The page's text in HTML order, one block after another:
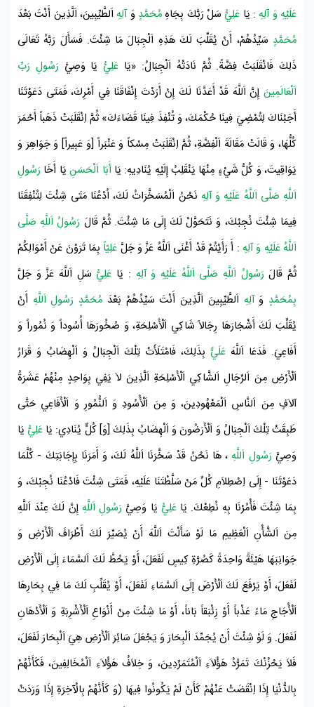
عَلَيْهِ وَ آلِهِ: يَا عَلِيُّ سَلْ رَبَّكَ بِجَاهِمُحَمَّدٍ وَآلِهِاَلطَّيِّبِينَ، اَلَّذِينَ أَنْتَ بَعْدَ
مُحَمَّدٍ سَيِّدُهُمْ، أَنْ يُقَلِّبَ لَكَ هَذِهِ اَلْجِبَالَ مَا شِئْتَ. فَسَأَلَ رَبَّهُ تَعَالَى
ذَلِكَ فَانْقَلَبَتْ فِضَّةً. ثُمَّ نَادَتْهُ اَلْجِبَالُ: «يَا عَلِيُّ يَا وَصِيَّ رَسُولِ رَبِّ
اَلْعَالَمِينَ إِنَّ اَللَّهَ قَدْ أَعَدَّنَا لَكَ إِنْ أَرَدْتَ إِنْفَاقَنَا فِي أَمْرِكَ، فَمَتَى دَعَوْتَنَا
أَجَبْنَاكَ لِتُمْضِيَ فِينَا حُكْمَكَ، وَ تُنْفِذَ فِينَا قَضَاءَكَ» ثُمَّ اِنْقَلَبَتْ ذَهَباً أَحْمَرَ
كُلُّهَا، وَ قَالَتْ مَقَالَةَ اَلْفِضَّةِ، ثُمَّ اِنْقَلَبَتْ مِسْكاً وَ عَنْبَراً [وَ عَبِيراً] وَ جَوَاهِرَ وَ
يَوَاقِيتَ، وَ كُلُّ شَيْءٍ مِنْهَا يَنْقَلِبُ إِلَيْهِ يُنَادِيهِ: يَاأَبَا اَلْحَسَنِيَا أَخَا رَسُولِ
اَللَّهِ صَلَّى اَللَّهُ عَلَيْهِ وَ آلِهِ نَحْنُ اَلْمُسَخَّرَاتُ لَكَ، اُدْعُنَا مَتَى شِئْتَ لِتُنْفِقَنَا
فِيمَا شِئْتَ نُجِبْكَ، وَ نَتَحَوَّلْ لَكَ إِلَى مَا شِئْتَ. ثُمَّ قَالَ رَسُولُ اَللَّهِ صَلَّى
اَللَّهُ عَلَيْهِ وَ آلِهِ : أَ رَأَيْتُمْ قَدْ أَغْنَى اَللَّهُ عَزَّ وَ جَلَّ عَلِيّاً بِمَا تَرَوْنَ عَنْ أَمْوَالِكُمْ
ثُمَّ قَالَرَسُولُ اَللَّهِ صَلَّى اَللَّهُ عَلَيْهِ وَ آلِهِ : يَا عَلِيُّ سَلِ اَللَّهَ عَزَّ وَ جَلَّ
بِمُحَمَّدٍ وَآلِهِ اَلطَّيِّبِينَ اَلَّذِينَ أَنْتَ سَيِّدُهُمْ بَعْدَ مُحَمَّدٍ رَسُولِ اَللَّهِ أَنْ
يُقَلِّبَ لَكَ أَشْجَارَهَا رِجَالاً شَاكِي اَلْأَسْلِحَةِ، وَ صُخُورَهَا أُسُوداً وَ نُمُوراً وَ
أَفَاعِيَ. فَدَعَا اَللَّهَ عَلَيٌّ بِذَلِكَ، فَامْتَلَأَتْ تِلْكَ اَلْجِبَالُ وَ اَلْهِضَابُ وَ قَرَارُ
اَلْأَرْضِ مِنَ اَلرِّجَالِ اَلشَّاكِي اَلْأَسْلِحَةِ اَلَّذِينَ لاَ يَفِي بِوَاحِدٍ مِنْهُمْ عَشَرَةُ
آلاَفٍ مِنَ اَلنَّاسِ اَلْمَعْهُودِينَ، وَ مِنَ اَلْأُسُودِ وَ اَلنُّمُورِ وَ اَلْأَفَاعِي حَتَّى
طَبِقَتْ تِلْكَ اَلْجِبَالُ وَ اَلْأَرَضُونَ وَ اَلْهِضَابُ بِذَلِكَ [وَ] كُلٌّ يُنَادِي: يَا عَلِيُّ يَا
وَصِيَّ رَسُولِ اَللَّهِ، هَا نَحْنُ قَدْ سَخَّرَنَا اَللَّهُ لَكَ، وَ أَمَرَنَا بِإِجَابَتِكَ - كُلَّمَا
دَعَوْتَنَا - إِلَى اِصْطِلاَمِ كُلِّ مَنْ سَلَّطْتَنَا عَلَيْهِ، فَمَتَى شِئْتَ فَادْعُنَا نُجِبْكَ، وَ
بِمَا شِئْتَ فَأْمُرْنَا بِهِ نُطِعْكَ. يَاعَلِيُّ يَا وَصِيَّ رَسُولِ اَللَّهِ إِنَّ لَكَ عِنْدَ اَللَّهِ
مِنَ اَلشَّأْنِ اَلْعَظِيمِ مَا لَوْ سَأَلْتَ اَللَّهَ أَنْ يُصَيِّرَ لَكَ أَطْرَافَ اَلْأَرْضِ وَ
جَوَانِبَهَا هَيْئَةً وَاحِدَةً كَصُرَّةِ كِيسٍ لَفَعَلَ، أَوْ يَحُطَّ لَكَ اَلسَّمَاءَ إِلَى اَلْأَرْضِ
لَفَعَلَ، أَوْ يَرْفَعَ لَكَ اَلْأَرْضَ إِلَى اَلسَّمَاءِ لَفَعَلَ، أَوْ يُقَلِّبِ لَكَ مَا فِي بِحَارِهَا
اَلْأُجَاجِ مَاءً عَذْباً أَوْ زِئْبَقاً بَاناً، أَوْ مَا شِئْتَ مِنْ أَنْوَاعِ اَلْأَشْرِبَةِ وَ اَلْأَدْهَانِ
لَفَعَلَ. وَ لَوْ شِئْتَ أَنْ يُجَمِّدَ اَلْبِحَارَ وَ يَجْعَلَ سَائِرَ اَلْأَرْضِ هِيَ اَلْبِحَارَ لَفَعَلَ،
فَلاَ يَحْزُنْكَ تَمَرُّدُ هَؤُلاَءِ اَلْمُتَمَرِّدِينَ، وَ خِلاَفُ هَؤُلاَءِ اَلْمُخَالِفِينَ، فَكَأَنَّهُمْ
بِالدُّنْيَا إِذَا اِنْقَضَتْ عَنْهُمْ كَأَنْ لَمْ يَكُونُوا فِيهَا (وَ كَأَنَّهُمْ بِالْآخِرَةِ إِذَا وَرَدَتْ